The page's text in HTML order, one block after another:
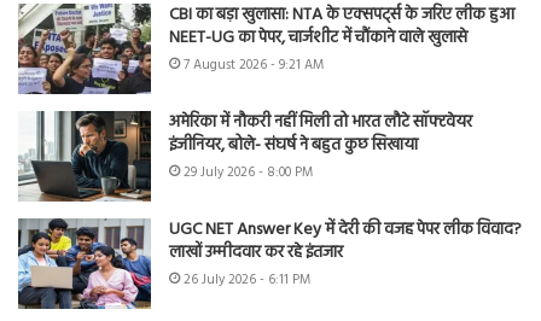
CBI का बड़ा खुलासा: NTA के एक्सपर्ट्स के जरिए लीक हुआ
NEET-UG का पेपर, चार्जशीट में चौंकाने वाले खुलासे
7 August 2026 - 9:21 AM
अमेरिका में नौकरी नहीं मिली तो भारत लौटे सॉफ्टवेयर
इंजीनियर, बोले- संघर्ष ने बहुत कुछ सिखाया
29 July 2026 - 8:00 PM
UGC NET Answer Key में देरी की वजह पेपर लीक विवाद?
लाखों उम्मीदवार कर रहे इंतजार
26 July 2026 - 6:11 PM